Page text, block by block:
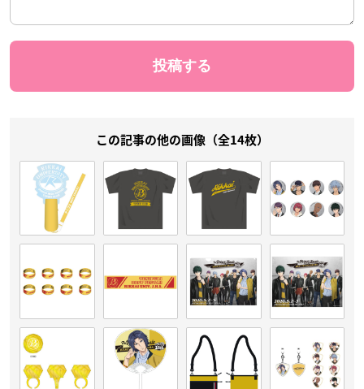
この記事の他の画像（全14枚）